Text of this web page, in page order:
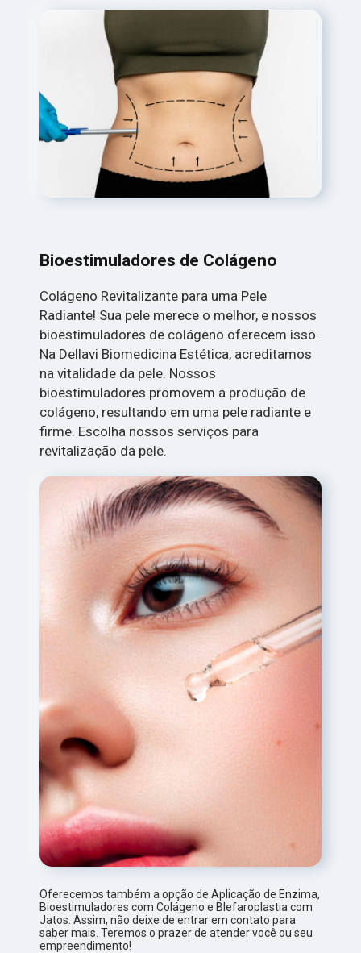
Bioestimuladores de Colágeno
Colágeno Revitalizante para uma Pele
Radiante! Sua pele merece o melhor, e nossos
bioestimuladores de colágeno oferecem isso.
Na Dellavi Biomedicina Estética, acreditamos
na vitalidade da pele. Nossos
bioestimuladores promovem a produção de
colágeno, resultando em uma pele radiante e
firme. Escolha nossos serviços para
revitalização da pele.
Oferecemos também a opção de Aplicação de Enzima,
Bioestimuladores com Colágeno e Blefaroplastia com
Jatos. Assim, não deixe de entrar em contato para
saber mais. Teremos o prazer de atender você ou seu
empreendimento!